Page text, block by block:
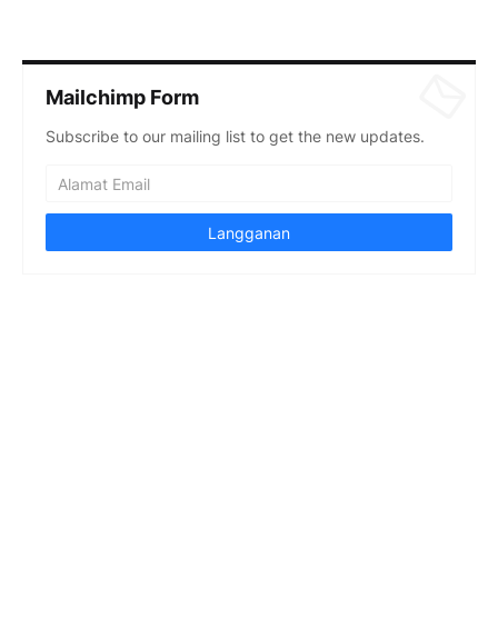
Mailchimp Form
Subscribe to our mailing list to get the new updates.